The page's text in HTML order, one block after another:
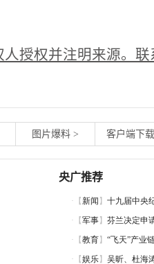
人授权并注明来源。联
图片爆料 > 客户端下载
央广推荐